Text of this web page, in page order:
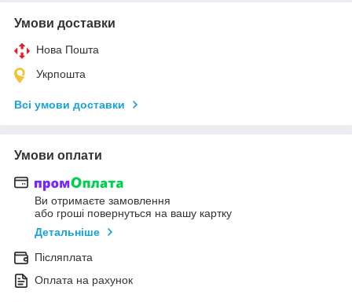
Умови доставки
Нова Пошта
Укрпошта
Всі умови доставки
Умови оплати
Ви отримаєте замовлення
або гроші повернуться на вашу картку
Детальніше
Післяплата
Оплата на рахунок